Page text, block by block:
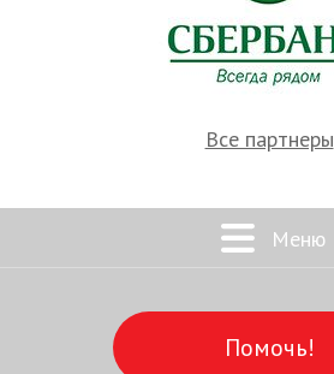
Все партнеры
Меню
Помочь!